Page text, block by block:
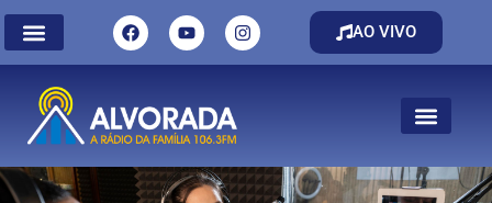
AO VIVO